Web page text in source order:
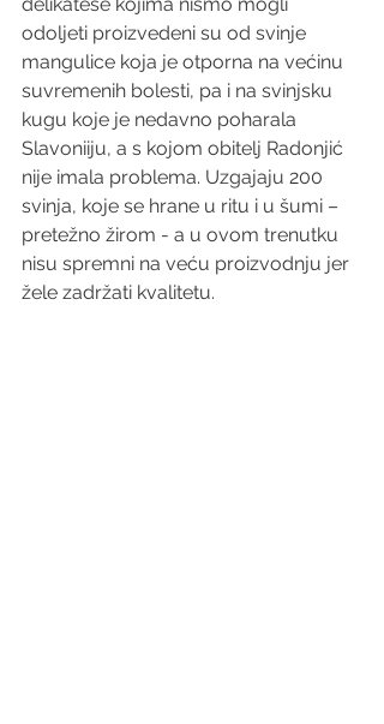
odoljeti proizvedeni su od svinje
mangulice koja je otporna na većinu
suvremenih bolesti, pa i na svinjsku
kugu koje je nedavno poharala
Slavoniiju, a s kojom obitelj Radonjić
nije imala problema. Uzgajaju 200
svinja, koje se hrane u ritu i u šumi –
pretežno žirom - a u ovom trenutku
nisu spremni na veću proizvodnju jer
žele zadržati kvalitetu.